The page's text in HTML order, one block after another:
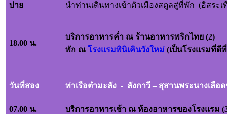
บ่าย นำท่านเดินทางเข้าตัวเมืองสตูลสู่ที่พัก (อิสระเ
18.00 น.
บริการอาหารค่ำ ณ ร้านอาหารพริกไทย (2)
พัก ณ โรงแรมพินิเคินวังใหม (เป็นโรงแรมที่ดี
วันที่สอง ท่าเรือตำมะลัง - ลังกาวี – สุสานพระนางเลื
07.00 น. บริการอาหารเช้า ณ ห้องอาหารของโรงแรม